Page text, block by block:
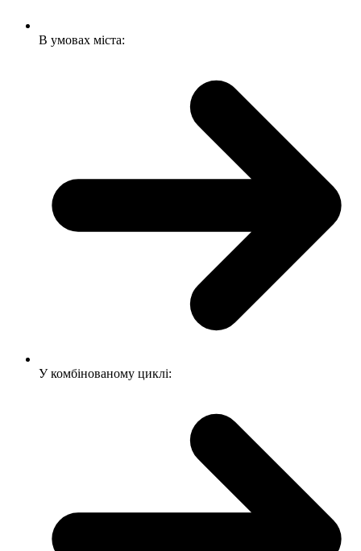
В умовах міста:
У комбінованому циклі: